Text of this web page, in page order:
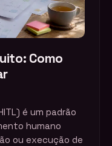
Como
é um padrão
humano
ou execução de